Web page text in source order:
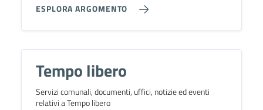
ESPLORA ARGOMENTO
Tempo libero
Servizi comunali, documenti, uffici, notizie ed eventi
relativi a Tempo libero